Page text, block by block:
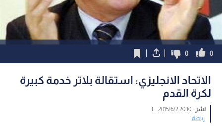
0
0
الاتحاد الانجليزي: استقالة بلاتر خدمة كبيرة
لكرة القدم
نشر :20:10 2015/6/2
|
رياضة